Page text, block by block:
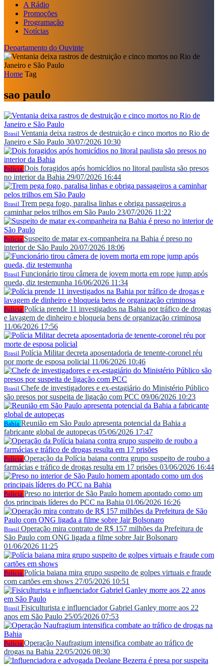
A Rádio
Promoções
Programação
Notícias
Departamento do Ouvinte
Home Tag
sao paulo
Brasil Ventania deixa rastros de destruição e cinco mortos no Rio de
Janeiro e São Paulo 30/07/2026 10:30
Polícia Dois foragidos após homicídios no litoral paulista são presos
no interior da Bahia 29/07/2026 16:44
Brasil Trem pega fogo, paralisa linhas e obriga passageiros a
caminhar pelos trilhos em São Paulo 23/07/2026 11:22
Polícia Suspeito de matar ex-companheira na Bahia é preso no
interior de São Paulo 20/07/2026 18:06
Brasil Funcionário tirou câmera de jovem morta em rope jump após
queda, diz testemunha 16/06/2026 11:34
Polícia Polícia prende 11 investigados na Bahia por tráfico de drogas
e lavagem de dinheiro e bloqueia bens de organização criminosa
11/06/2026 17:56
Brasil Polícia Militar decreta aposentadoria de tenente-coronel réu
por morte de esposa policial 11/06/2026 10:46
Brasil Chefe de investigadores e ex-estagiário do Ministério Público
são presos por suspeita de ligação com PCC 09/06/2026 10:23
Bahia Reunião em São Paulo apresenta potencial da Bahia a
fabricante global de autopeças 05/06/2026 17:47
Polícia Operação da Polícia baiana contra grupo suspeito de roubo a
farmácias e tráfico de drogas resulta em 17 prisões 03/06/2026 16:44
Polícia Preso no interior de São Paulo homem apontado como um
dos principais líderes do PCC na Bahia 01/06/2026 16:26
Brasil Operação mira contrato de R$ 157 milhões da Prefeitura de
São Paulo com ONG ligada a filme sobre Jair Bolsonaro
01/06/2026 11:25
Polícia Polícia baiana mira grupo suspeito de golpes virtuais e fraude
com cartões em shows 27/05/2026 10:51
Brasil Fisiculturista e influenciador Gabriel Ganley morre aos 22
anos em São Paulo 25/05/2026 07:53
Polícia Operação Naufragium intensifica combate ao tráfico de
drogas na Bahia 22/05/2026 08:30